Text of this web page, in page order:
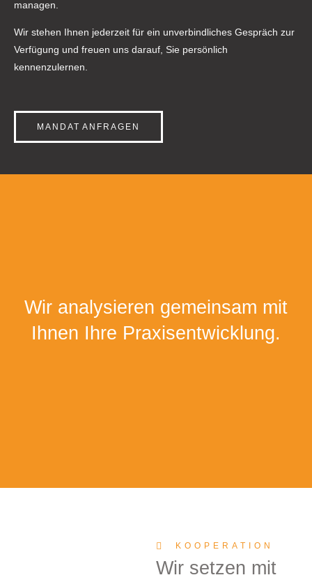
managen.
Wir stehen Ihnen jederzeit für ein unverbindliches Gespräch zur
Verfügung und freuen uns darauf, Sie persönlich
kennenzulernen.
MANDAT ANFRAGEN
Wir analysieren gemeinsam mit
Ihnen Ihre Praxisentwicklung.
KOOPERATION
Wir setzen mit